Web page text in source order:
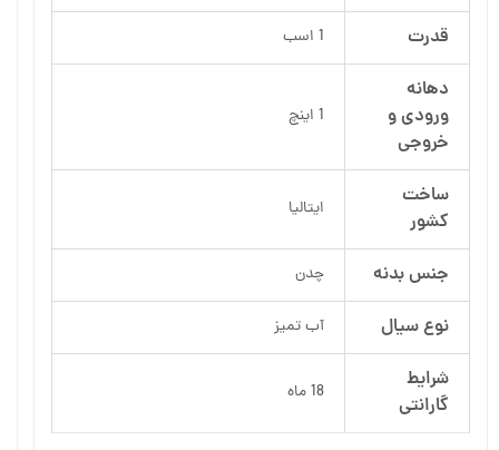
قدرت 1 اسب
دهانه
ورودی و
خروجی
1 اینچ
ساخت
کشور
ایتالیا
جنس بدنه چدن
نوع سیال آب تمیز
شرایط
گارانتی
18 ماه